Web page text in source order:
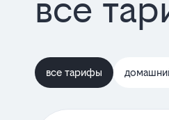
все
все тарифы